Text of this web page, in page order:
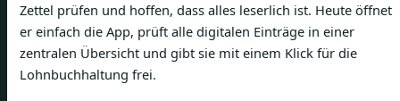
Zettel prüfen und hoffen, dass alles leserlich ist. Heute öffnet
er einfach die App, prüft alle digitalen Einträge in einer
zentralen Übersicht und gibt sie mit einem Klick für die
Lohnbuchhaltung frei.